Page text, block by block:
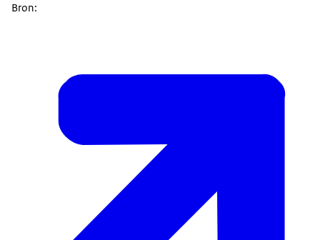
Uitgaven OCW, Artikel 14: Rijkfinancien.nl/
Jaarverslagen OCW/ Artikel 14
Bron: